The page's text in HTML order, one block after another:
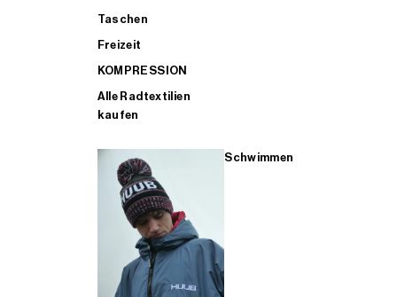
Taschen
Freizeit
KOMPRESSION
Alle Radtextilien
kaufen
Schwimmen